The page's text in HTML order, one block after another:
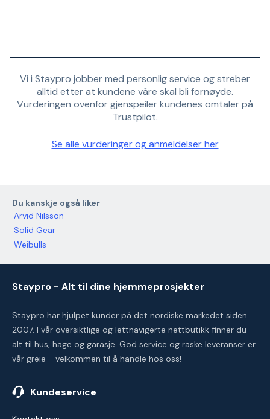
Vi i Staypro jobber med personlig service og streber
alltid etter at kundene våre skal bli fornøyde.
Vurderingen ovenfor gjenspeiler kundenes omtaler på
Trustpilot.
Se alle vurderinger og anmeldelser her
Du kanskje også liker
Arvid Nilsson
Solid Gear
Weibulls
Staypro - Alt til dine hjemmeprosjekter
Staypro har hjulpet kunder på det nordiske markedet siden
2007. I vår oversiktlige og lettnavigerte nettbutikk finner du
alt til hus, hage og garasje. God service og raske leveranser er
vår greie - velkommen til å handle hos oss!
Kundeservice